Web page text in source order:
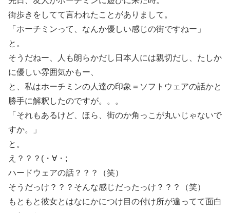
街歩きをしてて言われたことがありまして。
「ホーチミンって、なんか優しい感じの街ですねー」
と。
そうだねー、人も朗らかだし日本人には親切だし、たしか
に優しい雰囲気かもー、
と、私はホーチミンの人達の印象＝ソフトウェアの話かと
勝手に解釈したのですが。。。
「それもあるけど、ほら、街のか角っこが丸いじゃないで
すか。」
と。
え？？？(・∀・;
ハードウェアの話？？？（笑）
そうだっけ？？？そんな感じだったっけ？？？（笑）
もともと彼女とはなにかにつけ目の付け所が違ってて面白